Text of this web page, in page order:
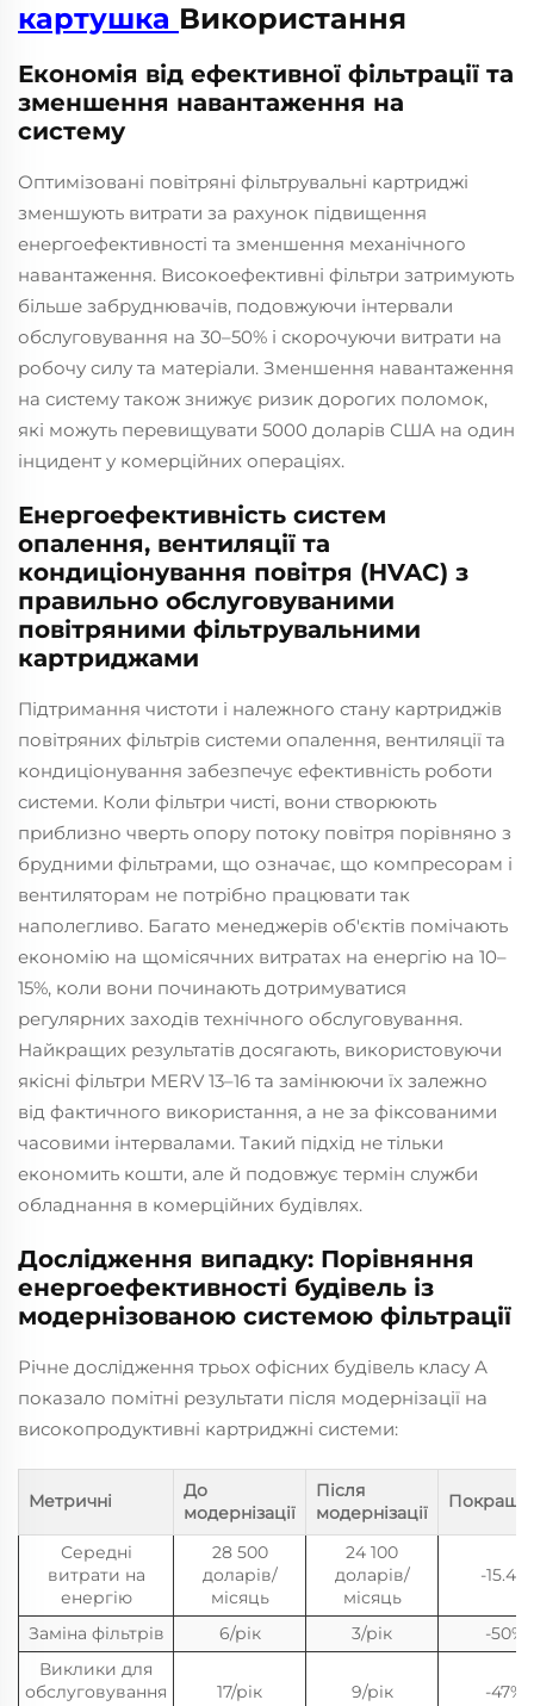
картушка Використання
Економія від ефективної фільтрації та
зменшення навантаження на
систему
Оптимізовані повітряні фільтрувальні картриджі
зменшують витрати за рахунок підвищення
енергоефективності та зменшення механічного
навантаження. Високоефективні фільтри затримують
більше забруднювачів, подовжуючи інтервали
обслуговування на 30–50% і скорочуючи витрати на
робочу силу та матеріали. Зменшення навантаження
на систему також знижує ризик дорогих поломок,
які можуть перевищувати 5000 доларів США на один
інцидент у комерційних операціях.
Енергоефективність систем
опалення, вентиляції та
кондиціонування повітря (HVAC) з
правильно обслуговуваними
повітряними фільтрувальними
картриджами
Підтримання чистоти і належного стану картриджів
повітряних фільтрів системи опалення, вентиляції та
кондиціонування забезпечує ефективність роботи
системи. Коли фільтри чисті, вони створюють
приблизно чверть опору потоку повітря порівняно з
брудними фільтрами, що означає, що компресорам і
вентиляторам не потрібно працювати так
наполегливо. Багато менеджерів об'єктів помічають
економію на щомісячних витратах на енергію на 10–
15%, коли вони починають дотримуватися
регулярних заходів технічного обслуговування.
Найкращих результатів досягають, використовуючи
якісні фільтри MERV 13–16 та замінюючи їх залежно
від фактичного використання, а не за фіксованими
часовими інтервалами. Такий підхід не тільки
економить кошти, але й подовжує термін служби
обладнання в комерційних будівлях.
Дослідження випадку: Порівняння
енергоефективності будівель із
модернізованою системою фільтрації
Річне дослідження трьох офісних будівель класу А
показало помітні результати після модернізації на
високопродуктивні картриджні системи:
Метричні
До
модернізації
Після
модернізації
Середні
витрати на
енергію
28 500
доларів/
місяць
24 100
доларів/
місяць
-15.4%
Заміна фільтрів 6/рік 3/рік
-50%
Виклики для
обслуговування
17/рік 9/рік -47%